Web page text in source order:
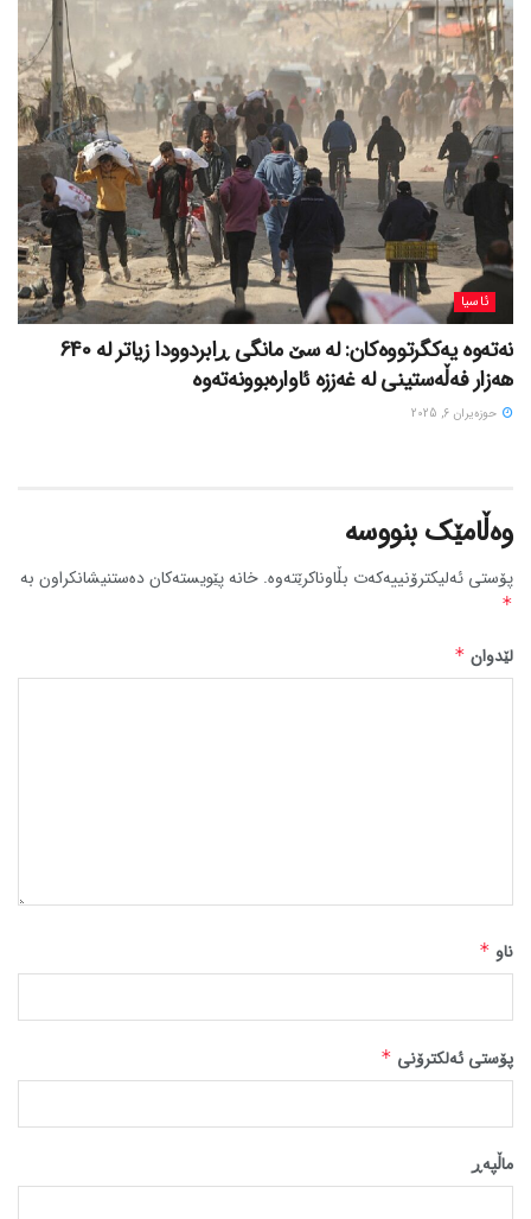
ئاسیا
نەتەوە یەکگرتووەکان: لە سێ مانگی ڕابردوودا زیاتر لە 640
هەزار فەڵەستینی لە غەززە ئاوارەبوونەتەوە
حوزه‌یران 6, 2025
وەڵامێک بنووسە
پۆستی ئەلیکترۆنییەکەت بڵاوناکرێتەوە. خانە پێویستەکان دەستنیشانکراون بە
*
لێدوان *
ناو *
پۆستی ئەلکترۆنی *
ماڵپه‌ڕ